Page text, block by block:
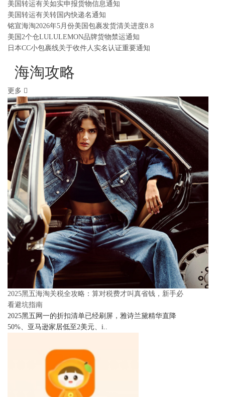
美国转运有关如实申报货物信息通知
美国转运有关转国内快递名通知
铭宣海淘2026年5月份美国包裹发货清关进度8.8
美国2个仓LULULEMON品牌货物禁运通知
日本CC小包裹线关于收件人实名认证重要通知
海淘攻略
更多
2025黑五海淘关税全攻略：算对税费才叫真省钱，新手必
看避坑指南
2025黑五网一的折扣清单已经刷屏，雅诗兰黛精华直降
50%、亚马逊家居低至2美元、i..